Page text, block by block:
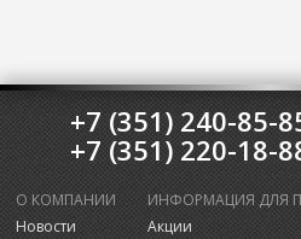
+7 (351) 240-85-
+7 (351) 220-18-
О КОМПАНИИ
Новости
ИНФОРМАЦИЯ ДЛЯ
Акции